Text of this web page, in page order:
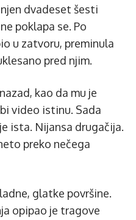
dvadeset šesti
poklapa se. Po
u zatvoru, preminula
pred njim.
kao da mu je
video istinu. Sada
ista. Nijansa drugačija.
preko nečega
glatke površine.
opipao je tragove